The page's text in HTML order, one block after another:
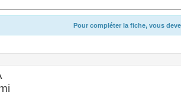
Pour compléter la fiche, vous